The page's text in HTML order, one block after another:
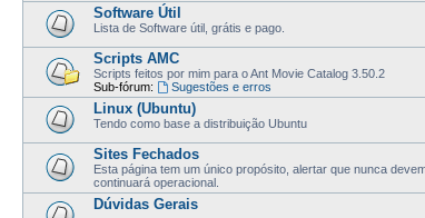
Software Útil
Lista de Software útil, grátis e pago.
Scripts AMC
Scripts feitos por mim para o Ant Movie Catalog 3.50.2
Sub-fórum:
Sugestões e erros
Linux (Ubuntu)
Tendo como base a distribuição Ubuntu
Sites Fechados
Esta página tem um único propósito, alertar que nunca
continuará operacional.
Dúvidas Gerais